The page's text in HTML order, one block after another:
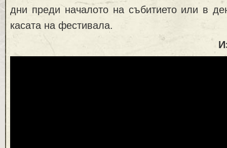
дни преди началото на събитието или в
касата на фестивала.